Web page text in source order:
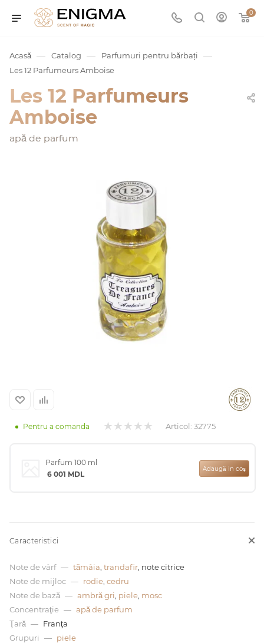
0
vândute
Acasă — Catalog — Parfumuri pentru bărbați —
Les 12 Parfumeurs Amboise
Les 12 Parfumeurs
Amboise
apă de parfum
Pentru a comanda Articol: 32775
Parfum 100 ml
6 001 MDL
Adaugă in coş
Caracteristici
Note de vârf — tămâia trandafir , note citrice
Note de mijloc — rodie cedru
Note de bază — ambră gri piele mosc
Concentraţie — apă de parfum
Ţară — Franţa
Grupuri
— piele